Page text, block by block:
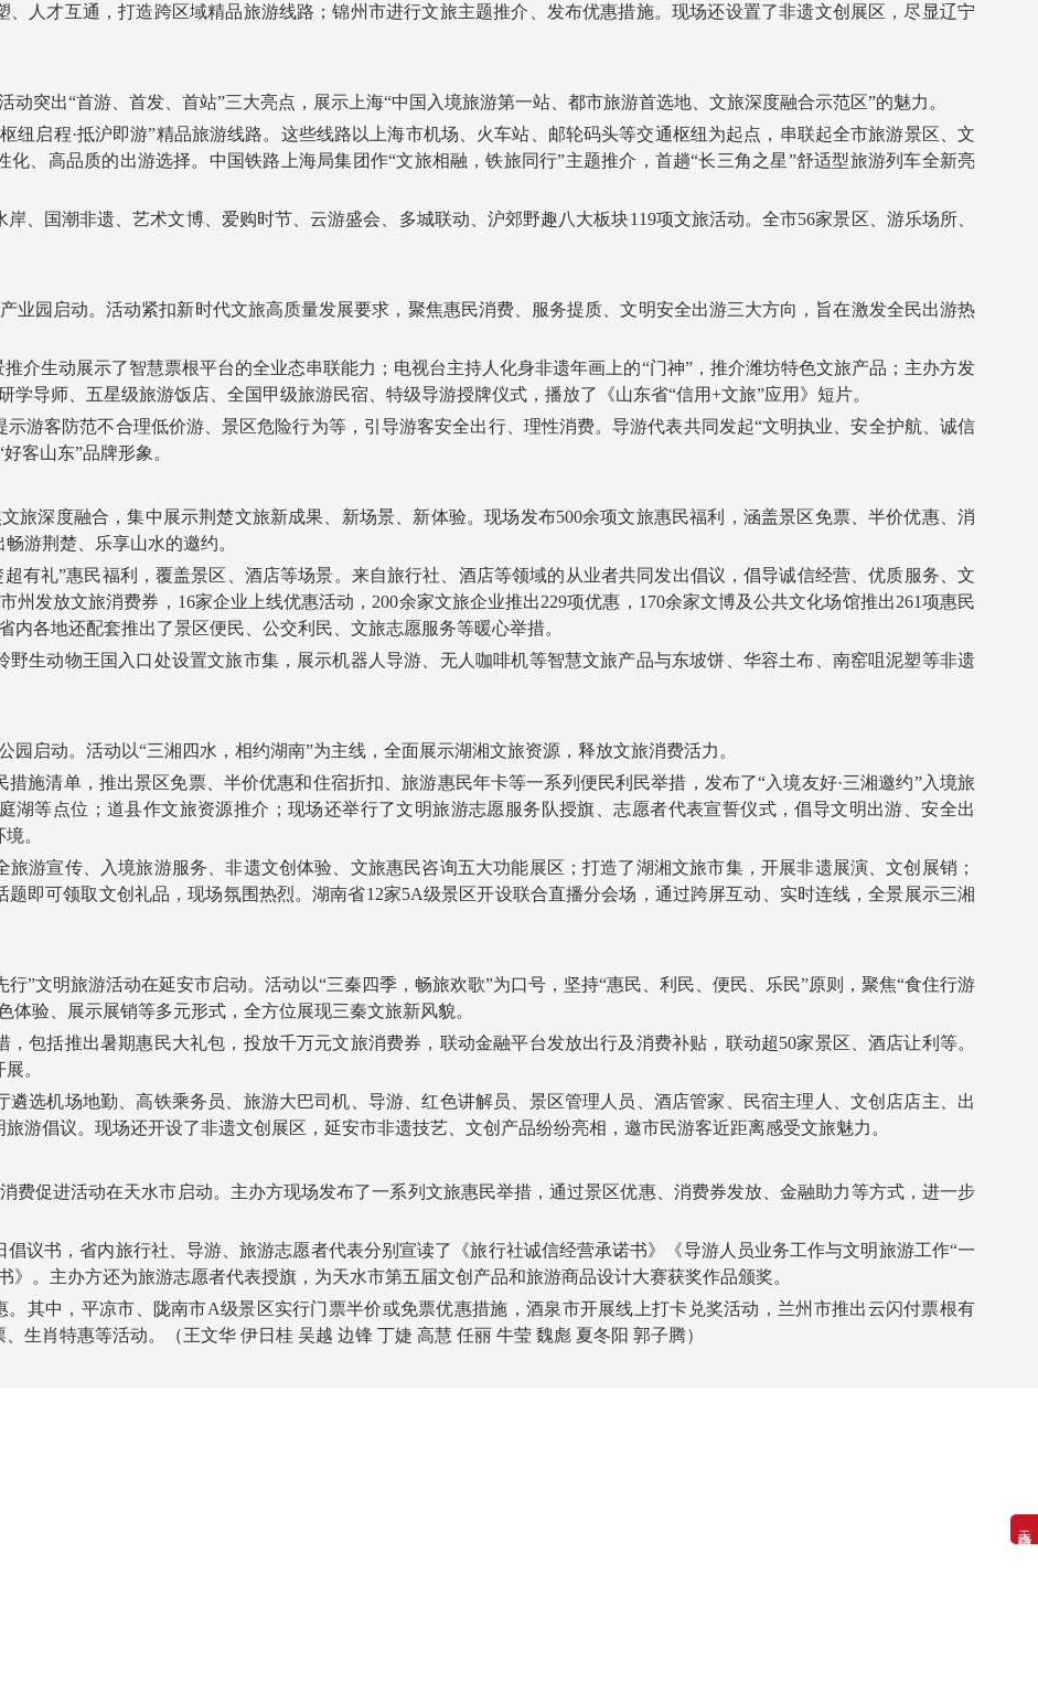
无障碍浏览
人才互通，打造跨区域精品旅游线路；锦州市进行文旅主题推介、发布优惠措施。现场还设置了非遗文创展区，尽显辽宁
出“首游、首发、首站”三大亮点，展示上海“中国入境旅游第一站、都市旅游首选地、文旅深度融合示范区”的魅力。
启程·抵沪即游”精品旅游线路。这些线路以上海市机场、火车站、邮轮码头等交通枢纽为起点，串联起全市旅游景区、文
、高品质的出游选择。中国铁路上海局集团作“文旅相融，铁旅同行”主题推介，首趟“长三角之星”舒适型旅游列车全新亮
国潮非遗、艺术文博、爱购时节、云游盛会、多城联动、沪郊野趣八大板块119项文旅活动。全市56家景区、游乐场所、
园启动。活动紧扣新时代文旅高质量发展要求，聚焦惠民消费、服务提质、文明安全出游三大方向，旨在激发全民出游热
生动展示了智慧票根平台的全业态串联能力；电视台主持人化身非遗年画上的“门神”，推介潍坊特色文旅产品；主办方发
导师、五星级旅游饭店、全国甲级旅游民宿、特级导游授牌仪式，播放了《山东省“信用+文旅”应用》短片。
客防范不合理低价游、景区危险行为等，引导游客安全出行、理性消费。导游代表共同发起“文明执业、安全护航、诚信
客山东”品牌形象。
深度融合，集中展示荆楚文旅新成果、新场景、新体验。现场发布500余项文旅惠民福利，涵盖景区免票、半价优惠、消
游荆楚、乐享山水的邀约。
礼”惠民福利，覆盖景区、酒店等场景。来自旅行社、酒店等领域的从业者共同发出倡议，倡导诚信经营、优质服务、文
州发放文旅消费券，16家企业上线优惠活动，200余家文旅企业推出229项优惠，170余家文博及公共文化场馆推出261项惠民
内各地还配套推出了景区便民、公交利民、文旅志愿服务等暖心举措。
动物王国入口处设置文旅市集，展示机器人导游、无人咖啡机等智慧文旅产品与东坡饼、华容土布、南窑咀泥塑等非遗
启动。活动以“三湘四水，相约湖南”为主线，全面展示湖湘文旅资源，释放文旅消费活力。
清单，推出景区免票、半价优惠和住宿折扣、旅游惠民年卡等一系列便民利民举措，发布了“入境友好·三湘邀约”入境旅
湖等点位；道县作文旅资源推介；现场还举行了文明旅游志愿服务队授旗、志愿者代表宣誓仪式，倡导文明出游、安全出
。
宣传、入境旅游服务、非遗文创体验、文旅惠民咨询五大功能展区；打造了湖湘文旅市集，开展非遗展演、文创展销；
即可领取文创礼品，现场氛围热烈。湖南省12家5A级景区开设联合直播分会场，通过跨屏互动、实时连线，全景展示三湘
文明旅游活动在延安市启动。活动以“三秦四季，畅旅欢歌”为口号，坚持“惠民、利民、便民、乐民”原则，聚焦“食住行游
验、展示展销等多元形式，全方位展现三秦文旅新风貌。
括推出暑期惠民大礼包，投放千万元文旅消费券，联动金融平台发放出行及消费补贴，联动超50家景区、酒店让利等。
。
机场地勤、高铁乘务员、旅游大巴司机、导游、红色讲解员、景区管理人员、酒店管家、民宿主理人、文创店店主、出
游倡议。现场还开设了非遗文创展区，延安市非遗技艺、文创产品纷纷亮相，邀市民游客近距离感受文旅魅力。
促进活动在天水市启动。主办方现场发布了一系列文旅惠民举措，通过景区优惠、消费券发放、金融助力等方式，进一步
书，省内旅行社、导游、旅游志愿者代表分别宣读了《旅行社诚信经营承诺书》《导游人员业务工作与文明旅游工作“一
》。主办方还为旅游志愿者代表授旗，为天水市第五届文创产品和旅游商品设计大赛获奖作品颁奖。
中，平凉市、陇南市A级景区实行门票半价或免票优惠措施，酒泉市开展线上打卡兑奖活动，兰州市推出云闪付票根有
生肖特惠等活动。（王文华 伊日桂 吴越 边锋 丁婕 高慧 任丽 牛莹 魏彪 夏冬阳 郭子腾）